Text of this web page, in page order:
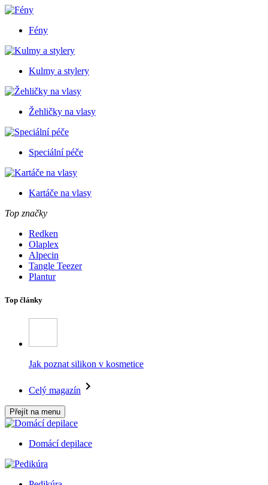
Fény
Kulmy a stylery
Žehličky na vlasy
Speciální péče
Kartáče na vlasy
Top značky
Redken
Olaplex
Alpecin
Tangle Teezer
Plantur
Top články
Jak poznat silikon v kosmetice
Celý magazín
Přejít na menu
Domácí depilace